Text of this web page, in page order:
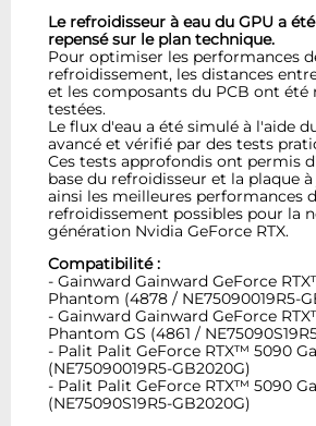
Le refroidisseur à eau du GPU a
repensé sur le plan technique.
Pour optimiser les performances
refroidissement, les distances
et les composants du PCB ont été
testées.
Le flux d'eau a été simulé à l'aide
avancé et vérifié par des tests
Ces tests approfondis ont permis
base du refroidisseur et la plaque
ainsi les meilleures performances
refroidissement possibles pour la
génération Nvidia GeForce RTX.
Compatibilité :
- Gainward Gainward GeForce
Phantom (4878 / NE75090019R5-
- Gainward Gainward GeForce
Phantom GS (4861 /
- Palit Palit GeForce RTX™ 5090
(NE75090019R5-GB2020G)
- Palit Palit GeForce RTX™ 5090
(NE75090S19R5-GB2020G)